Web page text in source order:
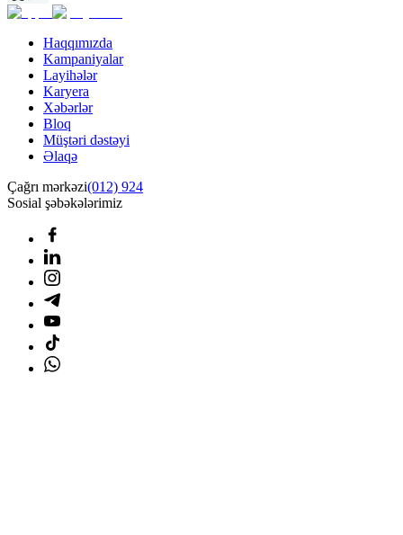
Haqqımızda
Kampaniyalar
Layihələr
Karyera
Xəbərlər
Bloq
Müştəri dəstəyi
Əlaqə
Çağrı mərkəzi(012) 924
Sosial şəbəkələrimiz